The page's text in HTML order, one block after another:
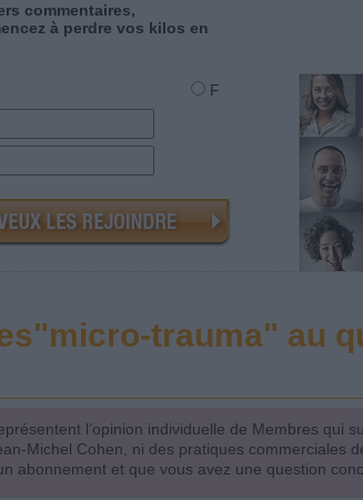
commentaires,
à perdre vos kilos en
F
trauma" au
l’opinion individuelle de Membres qui
Michel Cohen, ni des pratiques commerciales
abonnement et que vous avez une question